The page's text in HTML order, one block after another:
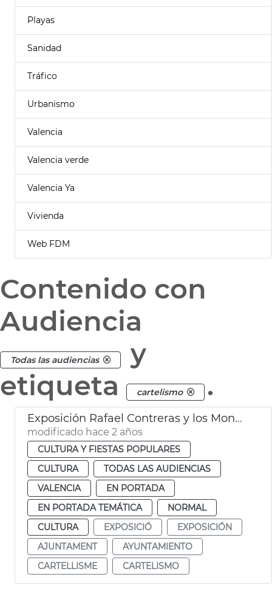
Playas
Sanidad
Tráfico
Urbanismo
Valencia
Valencia verde
Valencia Ya
Vivienda
Web FDM
Contenido con
Audiencia
Todas las audiencias
y
etiqueta
cartelismo .
Exposición Rafael Contreras y los Mongrell
modificado hace 2 años
CULTURA Y FIESTAS POPULARES
CULTURA
TODAS LAS AUDIENCIAS
VALENCIA
EN PORTADA
EN PORTADA TEMÁTICA
NORMAL
CULTURA
EXPOSICIÓ
EXPOSICIÓN
AJUNTAMENT
AYUNTAMIENTO
CARTELLISME
CARTELISMO